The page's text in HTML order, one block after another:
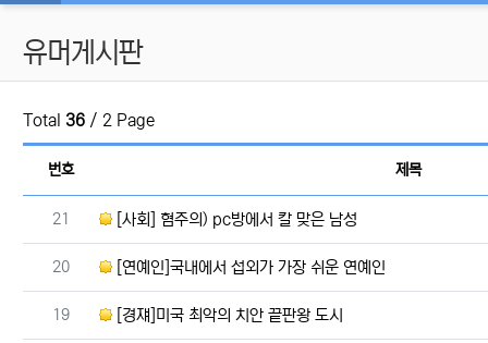
유머게시판
Total 36 / 2 Page
번호 제목
번호
21 [사회] 혐주의) pc방에서 칼 맞은 남성
번호
20 [연예인]국내에서 섭외가 가장 쉬운 연예인
번호
19 [경쟤]미국 최악의 치안 끝판왕 도시